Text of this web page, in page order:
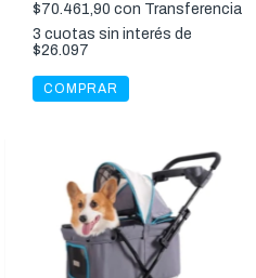
$70.461,90 con Transferencia
3 cuotas sin interés de
$26.097
COMPRAR